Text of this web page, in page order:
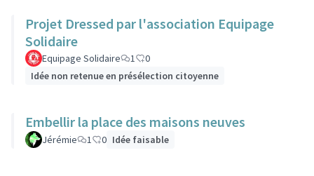
Projet Dressed par l'association Equipage
Solidaire
Equipage Solidaire 1
0
Idée non retenue en présélection citoyenne
Embellir la place des maisons neuves
Jérémie 1 0 Idée faisable